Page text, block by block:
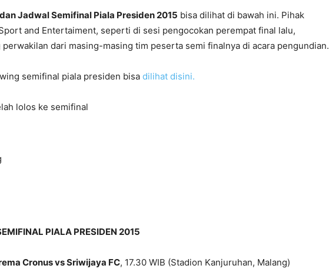
Jadwal Semifinal Piala Presiden 2015 bisa dilihat di bawah ini. Pihak
and Entertaiment, seperti di sesi pengocokan perempat final lalu,
dari masing-masing tim peserta semi finalnya di acara pengundian.
semifinal piala presiden bisa dilihat disini.
lolos ke semifinal
PIALA PRESIDEN 2015
Cronus vs Sriwijaya FC, 17.30 WIB (Stadion Kanjuruhan, Malang)